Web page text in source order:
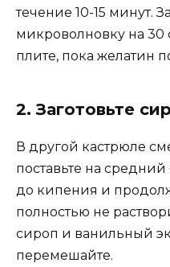
течение 10-15 минут.
микроволновку на 30
плите, пока желатин
2. Заготовьте
В другой кастрюле
поставьте на
до кипения и
полностью не
сироп и ванильный
перемешайте.